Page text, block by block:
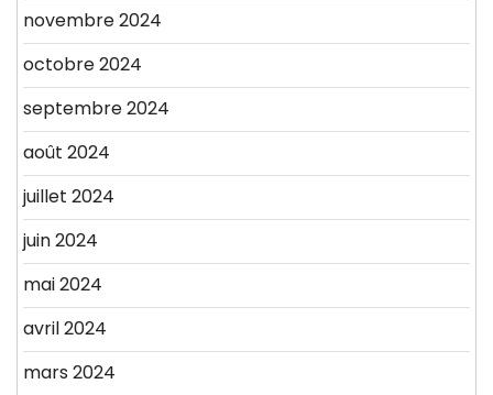
novembre 2024
octobre 2024
septembre 2024
août 2024
juillet 2024
juin 2024
mai 2024
avril 2024
mars 2024